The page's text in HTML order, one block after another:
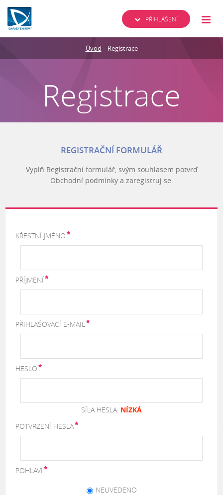
PŘIHLÁŠENÍ
Úvod Registrace
Registrace
REGISTRAČNÍ FORMULÁŘ
Vyplň Registrační formulář, svým souhlasem potvrď
Obchodní podmínky a zaregistruj se.
KŘESTNÍ JMÉNO
PŘÍJMENÍ
PŘIHLAŠOVACÍ E-MAIL
HESLO
SÍLA HESLA: NÍZKÁ
POTVRZENÍ HESLA
POHLAVÍ
NEUVEDENO